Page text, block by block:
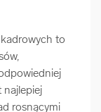
kadrowych to
najlepiej
rosnącymi